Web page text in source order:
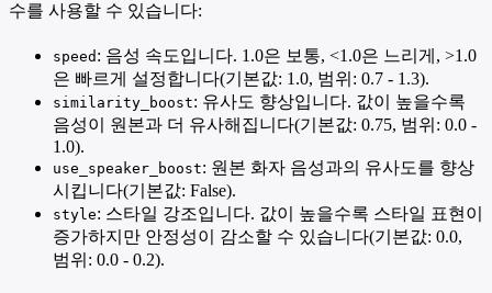
수를 사용할 수 있습니다:
speed : 음성 속도입니다. 1.0은 보통, <1.0은 느리게, >1.0
은 빠르게 설정합니다(기본값: 1.0, 범위: 0.7 - 1.3).
similarity_boost: 유사도 향상입니다. 값이 높을수록
음성이 원본과 더 유사해집니다(기본값: 0.75, 범위: 0.0 -
1.0).
use_speaker_boost: 원본 화자 음성과의 유사도를 향상
시킵니다(기본값: False).
style: 스타일 강조입니다. 값이 높을수록 스타일 표현이
증가하지만 안정성이 감소할 수 있습니다(기본값: 0.0,
범위: 0.0 - 0.2).